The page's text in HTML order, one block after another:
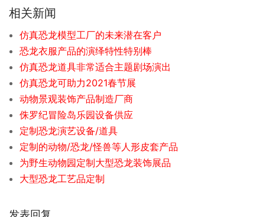
相关新闻
仿真恐龙模型工厂的未来潜在客户
恐龙衣服产品的演绎特性特别棒
仿真恐龙道具非常适合主题剧场演出
仿真恐龙可助力2021春节展
动物景观装饰产品制造厂商
侏罗纪冒险岛乐园设备供应
定制恐龙演艺设备/道具
定制的动物/恐龙/怪兽等人形皮套产品
为野生动物园定制大型恐龙装饰展品
大型恐龙工艺品定制
发表回复